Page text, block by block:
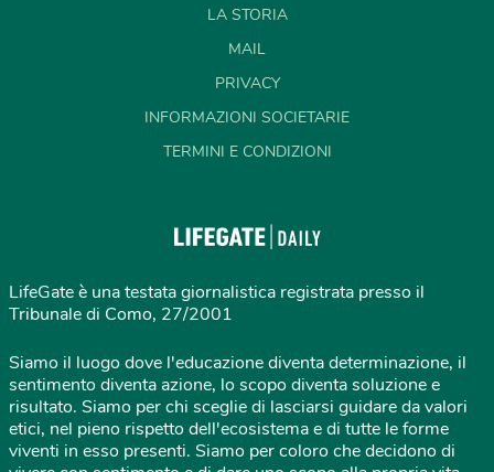
LA STORIA
MAIL
PRIVACY
INFORMAZIONI SOCIETARIE
TERMINI E CONDIZIONI
LifeGate è una testata giornalistica registrata presso il
Tribunale di Como, 27/2001
Siamo il luogo dove l'educazione diventa determinazione, il
sentimento diventa azione, lo scopo diventa soluzione e
risultato. Siamo per chi sceglie di lasciarsi guidare da valori
etici, nel pieno rispetto dell'ecosistema e di tutte le forme
viventi in esso presenti. Siamo per coloro che decidono di